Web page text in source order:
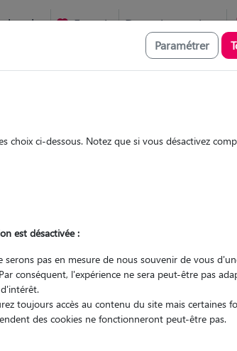
Favoris Devenir pet sitter
domicile, visites et promenades
Promenades
Pour quel animal ?
Trouver mon Pet Sitter
Paramétrer
choix ci-dessous. Notez que si vous désactivez
est désactivée :
serons pas en mesure de nous souvenir de vous
conséquent, l'expérience ne sera peut-être pas
toujours accès au contenu du site mais certaines
des cookies ne fonctionneront peut-être pas.